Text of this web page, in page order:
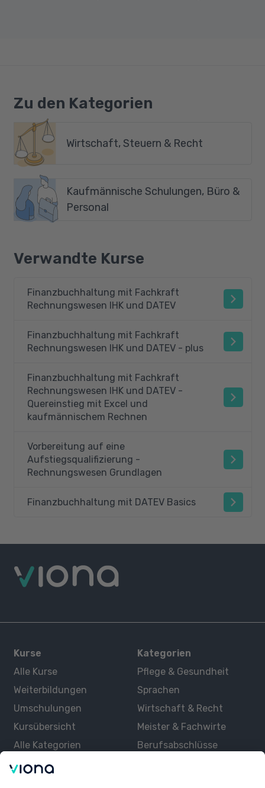
Zu den Kategorien
Wirtschaft, Steuern & Recht
Kaufmännische Schulungen, Büro &
Personal
Verwandte Kurse
Finanzbuchhaltung mit Fachkraft
Rechnungswesen IHK und DATEV
Finanzbuchhaltung mit Fachkraft
Rechnungswesen IHK und DATEV - plus
Finanzbuchhaltung mit Fachkraft
Rechnungswesen IHK und DATEV -
Quereinstieg mit Excel und
kaufmännischem Rechnen
Vorbereitung auf eine
Aufstiegsqualifizierung -
Rechnungswesen Grundlagen
Finanzbuchhaltung mit DATEV Basics
Kurse
Alle Kurse
Weiterbildungen
Umschulungen
Kursübersicht
Alle Kategorien
Kategorien
Pflege & Gesundheit
Sprachen
Wirtschaft & Recht
Meister & Fachwirte
Berufsabschlüsse
Über uns